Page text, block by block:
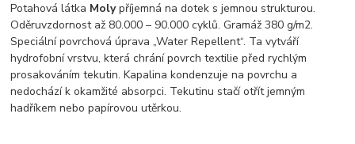
Potahová látka Molypříjemná na dotek s jemnou strukturou.
Oděruvzdornost až 80.000 – 90.000 cyklů. Gramáž 380 g/m2.
Speciální povrchová úprava „Water Repellent“. Ta vytváří
hydrofobní vrstvu, která chrání povrch textilie před rychlým
prosakováním tekutin. Kapalina kondenzuje na povrchu a
nedochází k okamžité absorpci. Tekutinu stačí otřít jemným
hadříkem nebo papírovou utěrkou.